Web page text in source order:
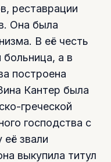
реставрации
Она была
В её честь
больница, а в
построена
Кантер была
греческой
господства с
звали
выкупила титул